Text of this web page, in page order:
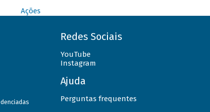
Ações
Redes Sociais
YouTube
Instagram
Ajuda
Perguntas frequentes